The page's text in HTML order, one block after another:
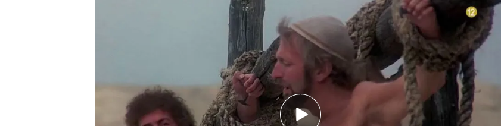
'La vida de Brian', el sábado a las 21:00 h.
Para celebrar la Nochebuena, podrás ver ‘La vida de Brian’ el sábado 24 de
diciembre a las 21:00 h. en Be Mad. Pero hasta entonces, ¿qué mejor que ir
calentando motores con siete sorprendentes curiosidades sobre la
película?
Gracias, George Harrison